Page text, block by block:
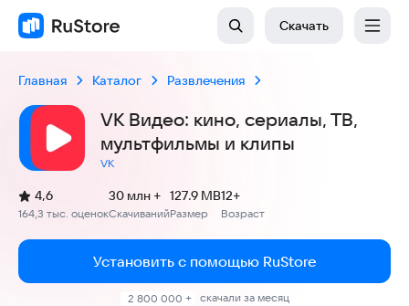
Скачать
Главная Каталог Развлечения
VK Видео: кино, сериалы, ТВ,
мультфильмы и клипы
VK
Рейтинг:
4,6
(
164,3 тыс. оценок
)
Скачиваний
30 млн +
Размер
127.9 MB
Возраст
12+
Установить с помощью RuStore
2 800 000 + скачали за месяц